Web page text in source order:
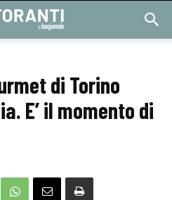
di Torino
E’ il momento di